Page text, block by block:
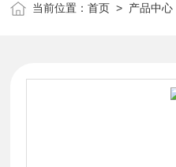
当前位置：首页 > 产品中心